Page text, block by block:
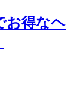
お得なヘ